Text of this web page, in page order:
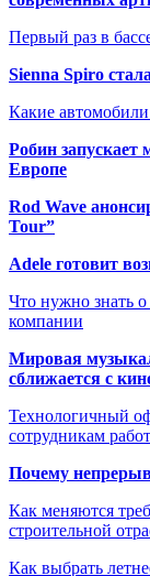
Первый раз в
Sienna Spiro
Какие автомобили
Робин
Европе
Rod Wave
Tour”
Adele готовит
Что нужно знать
компании
Мировая
сближается с
Технологичный
сотрудникам
Почему
Как меняются
строительной
Как выбрать